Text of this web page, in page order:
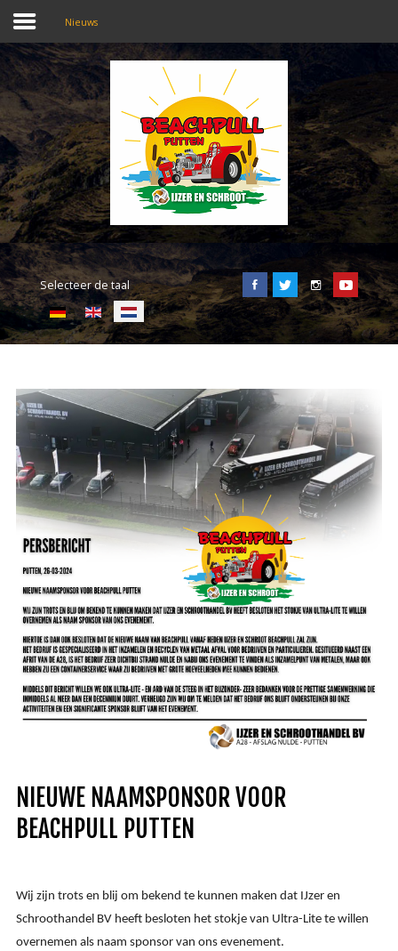
Home
Beachpull
Entree en locatie
Activiteiten
E-Tickets
Nieuws
SEARCHOUR SITE
Selecteer de taal
NIEUWE NAAMSPONSOR VOOR
BEACHPULL PUTTEN
Wij zijn trots en blij om bekend te kunnen maken dat IJzer en
Schroothandel BV heeft besloten het stokje van Ultra-Lite te willen
overnemen als naam sponsor van ons evenement.